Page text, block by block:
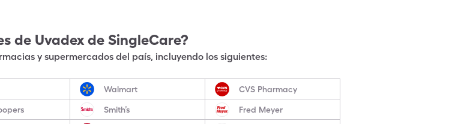
de Uvadex de SingleCare?
y supermercados del país, incluyendo los siguientes:
Walmart CVS Pharmacy
Smith’s Fred Meyer